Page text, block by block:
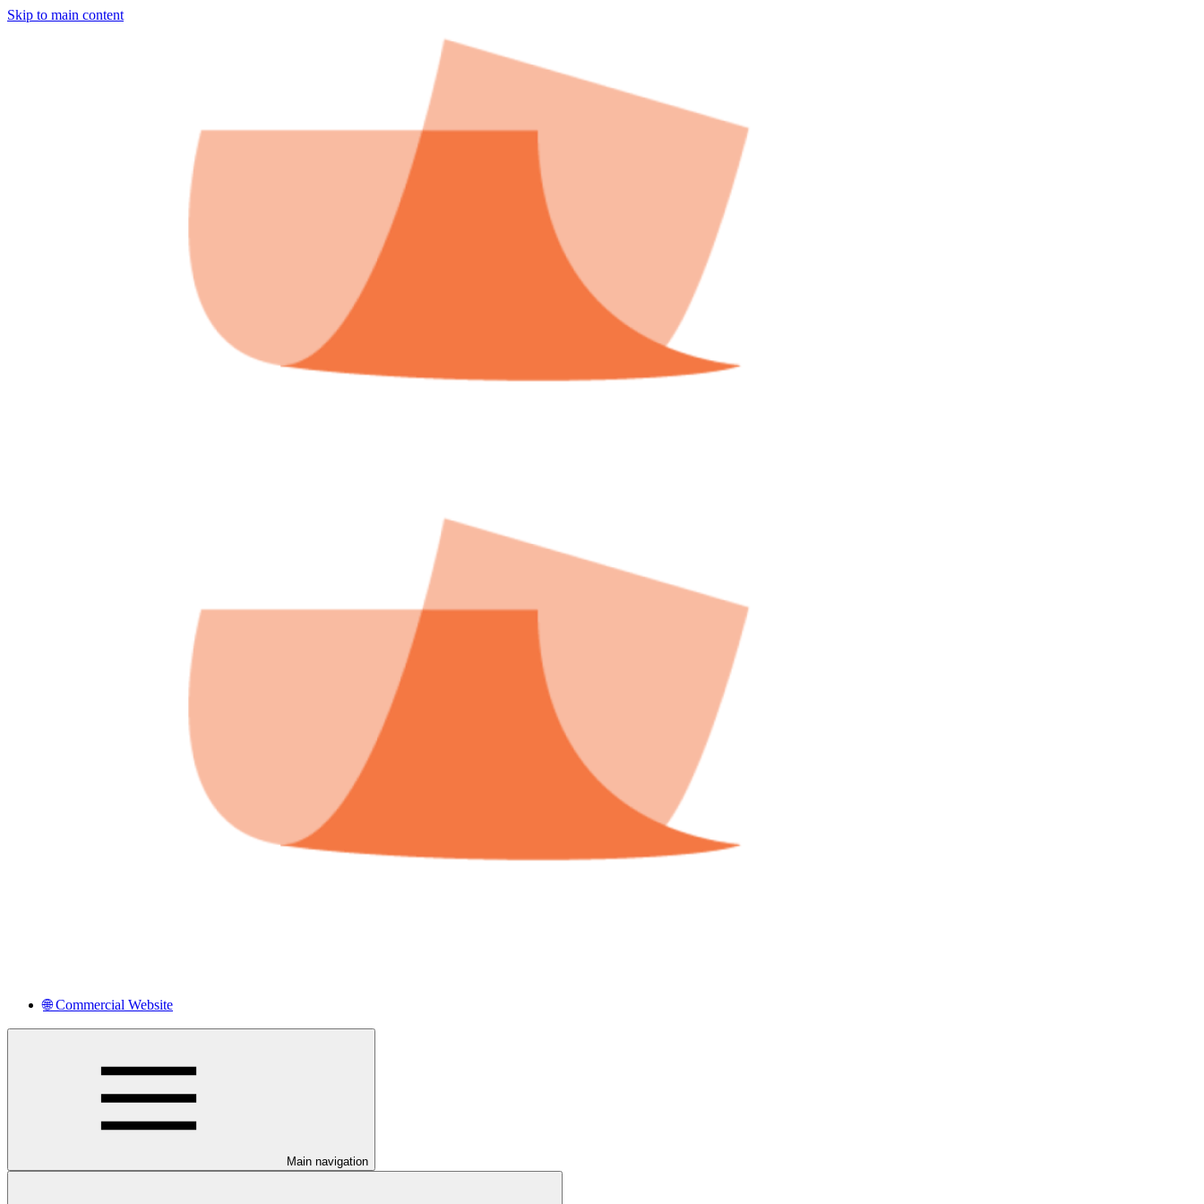
Skip to main content
🌐 Commercial Website
Main navigation